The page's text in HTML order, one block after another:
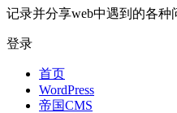
记录并分享web中遇到的各种
登录
首页
WordPress
帝国CMS